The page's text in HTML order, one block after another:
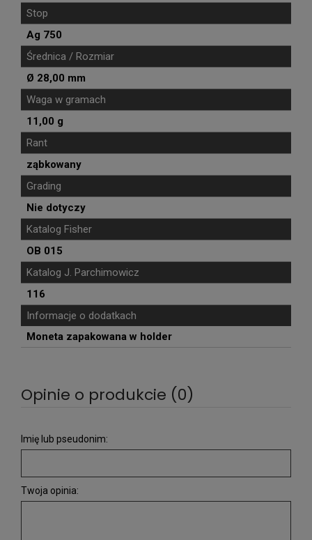
Stop
Ag 750
Średnica / Rozmiar
Ø 28,00 mm
Waga w gramach
11,00 g
Rant
ząbkowany
Grading
Nie dotyczy
Katalog Fisher
OB 015
Katalog J. Parchimowicz
116
Informacje o dodatkach
Moneta zapakowana w holder
Opinie o produkcie (0)
Imię lub pseudonim:
Twoja opinia: